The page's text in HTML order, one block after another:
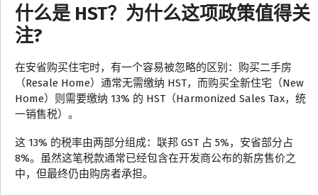
什么是 HST？为什么这项政策值得关
注?
在安省购买住宅时，有一个容易被忽略的区别：购买二手房
（Resale Home）通常无需缴纳 HST，而购买全新住宅（New
Home）则需要缴纳 13% 的 HST（Harmonized Sales Tax，统
一销售税）。
这 13% 的税率由两部分组成：联邦 GST 占 5%，安省部分占
8%。虽然这笔税款通常已经包含在开发商公布的新房售价之
中，但最终仍由购房者承担。